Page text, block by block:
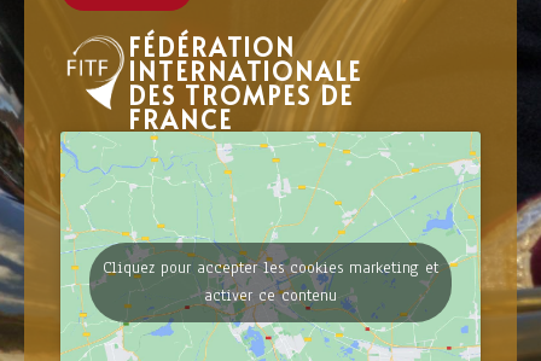
FÉDÉRATION
INTERNATIONALE
DES TROMPES DE
FRANCE
Cliquez pour accepter les cookies marketing et
activer ce contenu